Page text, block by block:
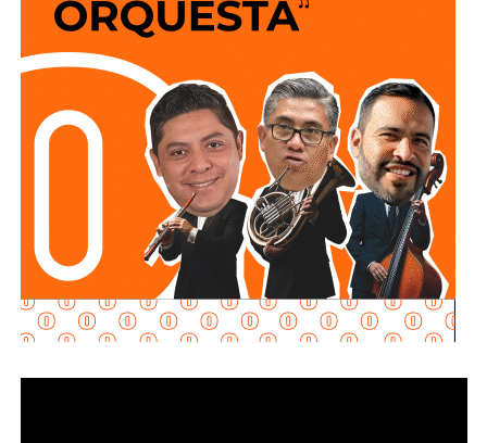
Explicó que la propuesta se desarrolla en dos vertientes
principales: e stablecer de manera objetiva
determinadas conductas evasivas del deudor
alimentario
y penalizar la coparticipación de terceras
personas que, con conocimiento de la obligación
existente, contribuyan a impedir su cumplimiento.
La diputada María Dolores Robles Chairez destacó que la
modificación busca brindar mayores herramientas jurídicas
para proteger el derecho de niñas, niños y demás
personas acreedoras alimentarias, evitando que
maniobras de carácter patrimonial sean utilizadas para
establecidas por la autoridad judicial.